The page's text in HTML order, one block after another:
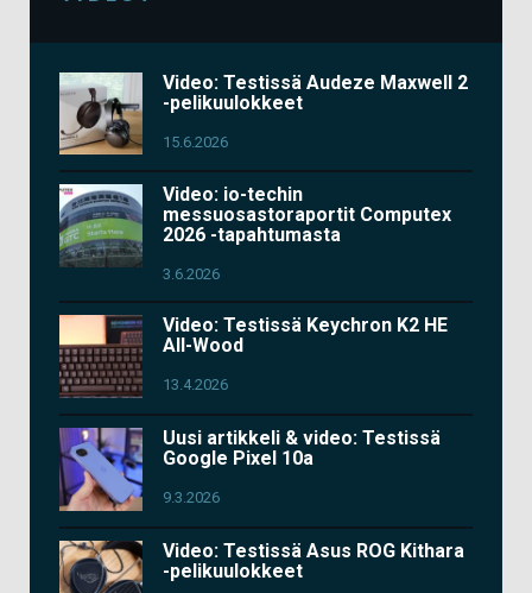
Video: Testissä Audeze Maxwell 2
-pelikuulokkeet
15.6.2026
Video: io-techin
messuosastoraportit Computex
2026 -tapahtumasta
3.6.2026
Video: Testissä Keychron K2 HE
All-Wood
13.4.2026
Uusi artikkeli & video: Testissä
Google Pixel 10a
9.3.2026
Video: Testissä Asus ROG Kithara
-pelikuulokkeet